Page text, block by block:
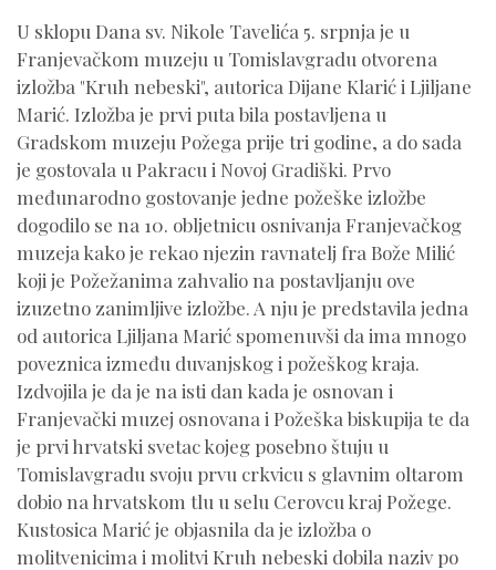
U sklopu Dana sv. Nikole Tavelića 5. srpnja je u
Franjevačkom muzeju u Tomislavgradu otvorena
izložba "Kruh nebeski", autorica Dijane Klarić i Ljiljane
Marić. Izložba je prvi puta bila postavljena u
Gradskom muzeju Požega prije tri godine, a do sada
je gostovala u Pakracu i Novoj Gradiški. Prvo
međunarodno gostovanje jedne požeške izložbe
dogodilo se na 10. obljetnicu osnivanja Franjevačkog
muzeja kako je rekao njezin ravnatelj fra Bože Milić
koji je Požežanima zahvalio na postavljanju ove
izuzetno zanimljive izložbe. A nju je predstavila jedna
od autorica Ljiljana Marić spomenuvši da ima mnogo
poveznica između duvanjskog i požeškog kraja.
Izdvojila je da je na isti dan kada je osnovan i
Franjevački muzej osnovana i Požeška biskupija te da
je prvi hrvatski svetac kojeg posebno štuju u
Tomislavgradu svoju prvu crkvicu s glavnim oltarom
dobio na hrvatskom tlu u selu Cerovcu kraj Požege.
Kustosica Marić je objasnila da je izložba o
molitvenicima i molitvi Kruh nebeski dobila naziv po